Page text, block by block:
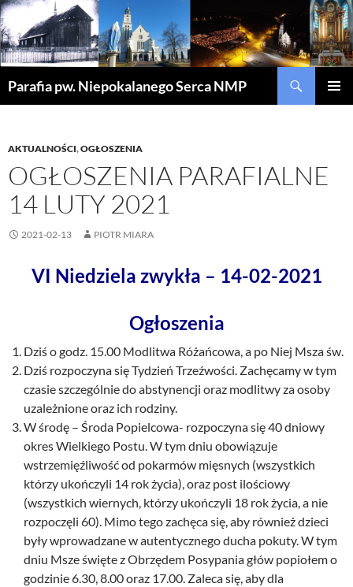
Parafia pw. Niepokalanego Serca NMP
AKTUALNOŚCI,OGŁOSZENIA
OGŁOSZENIA PARAFIALNE
14 LUTY 2021
2021-02-13 PIOTR MIARA
VI Niedziela zwykła – 14-02-2021
Ogłoszenia
Dziś o godz. 15.00 Modlitwa Różańcowa, a po Niej Msza św.
Dziś rozpoczyna się Tydzień Trzeźwości. Zachęcamy w tym
czasie szczególnie do abstynencji oraz modlitwy za osoby
uzależnione oraz ich rodziny.
W środę – Środa Popielcowa- rozpoczyna się 40 dniowy
okres Wielkiego Postu. W tym dniu obowiązuje
wstrzemięźliwość od pokarmów mięsnych (wszystkich
którzy ukończyli 14 rok życia), oraz post ilościowy
(wszystkich wiernych, którzy ukończyli 18 rok życia, a nie
rozpoczęli 60). Mimo tego zachęca się, aby również dzieci
były wprowadzane w autentycznego ducha pokuty. W tym
dniu Msze święte z Obrzędem Posypania głów popiołem o
godzinie 6.30, 8.00 oraz 17.00. Zaleca się, aby dla